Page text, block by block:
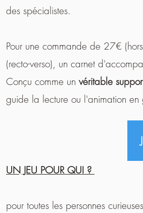
des spécialistes.​​
Pour une commande de 27€
(recto-verso), un carnet
Conçu comme un véritable
guide la lecture ou l'animation en
UN JEU POUR QUI ?
pour toutes les personnes